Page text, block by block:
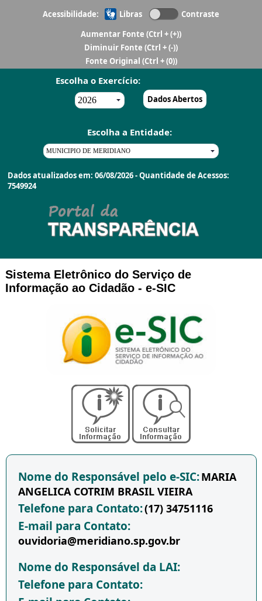
Acessibilidade: Libras
Contraste
Aumentar Fonte (Ctrl + (+))
Diminuir Fonte (Ctrl + (-))
Fonte Original (Ctrl + (0))
Escolha o Exercício:
Dados Abertos
Escolha a Entidade:
Dados atualizados em: 06/08/2026 - Quantidade de Acessos:
7549924